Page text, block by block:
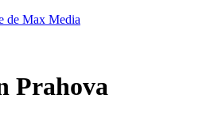
de Max Media
Prahova